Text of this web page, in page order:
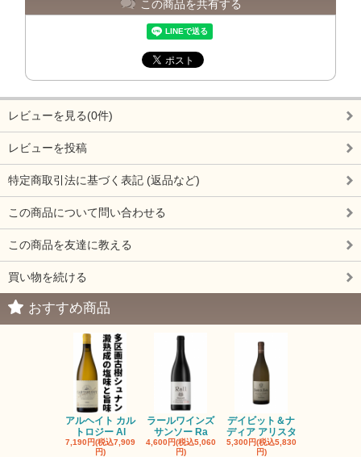
この商品を共有する
レビューを見る(0件)
レビューを投稿
特定商取引法に基づく表記 (返品など)
この商品について問い合わせる
この商品を友達に教える
買い物を続ける
おすすめ商品
アルヘイト カル
トロジー Al
7,190円(税込7,909
円)
ラールワインズ
サンソー Ra
4,600円(税込5,060
円)
デイビット＆ナ
ディア アリスタ
5,300円(税込5,830
円)